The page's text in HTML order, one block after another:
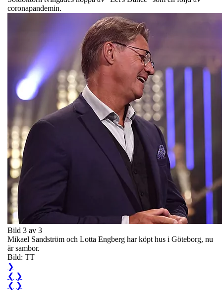
coronapandemin.
Bild 3 av 3
Mikael Sandström och Lotta Engberg har köpt hus i Göteborg, nu
är sambor.
Bild: TT
❯
❮ ❯
❮ ❯